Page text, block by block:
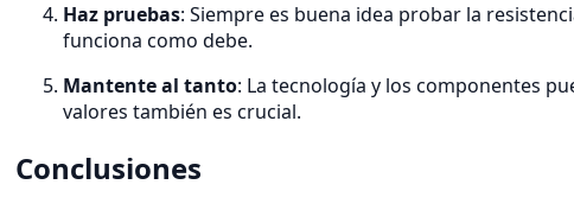
Haz pruebas: Siempre es buena idea probar la
funciona como debe.
Mantente al tanto: La tecnología y los componentes
valores también es crucial.
Conclusiones